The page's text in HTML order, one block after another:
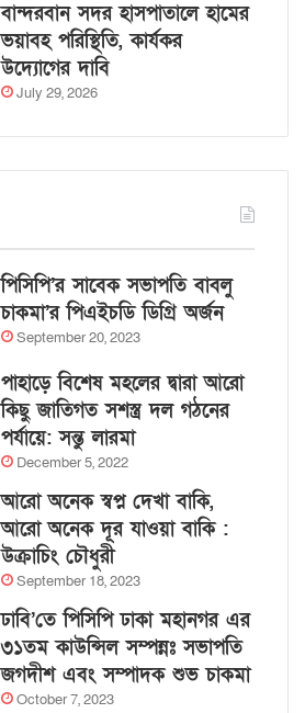
বান্দরবান সদর হাসপাতালে হামের
ভয়াবহ পরিস্থিতি, কার্যকর
উদ্যোগের দাবি
July 29, 2026
পিসিপি’র সাবেক সভাপতি বাবলু
চাকমা’র পিএইচডি ডিগ্রি অর্জন
September 20, 2023
পাহাড়ে বিশেষ মহলের দ্বারা আরো
কিছু জাতিগত সশস্ত্র দল গঠনের
পর্যায়ে: সন্তু লারমা
December 5, 2022
আরো অনেক স্বপ্ন দেখা বাকি,
আরো অনেক দূর যাওয়া বাকি :
উক্রাচিং চৌধুরী
September 18, 2023
ঢাবি’তে পিসিপি ঢাকা মহানগর এর
৩১তম কাউন্সিল সম্পন্নঃ সভাপতি
জগদীশ এবং সম্পাদক শুভ চাকমা
October 7, 2023